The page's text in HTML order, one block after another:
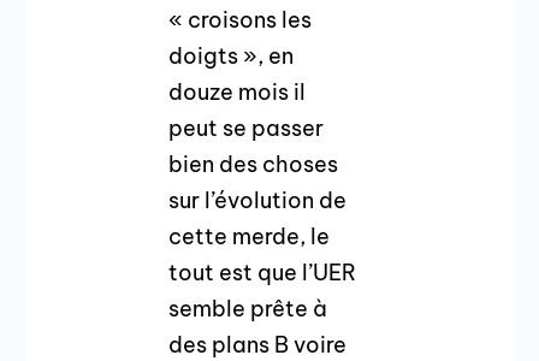
« croisons les
doigts », en
douze mois il
peut se passer
bien des choses
sur l’évolution de
cette merde, le
tout est que l’UER
semble prête à
des plans B voire